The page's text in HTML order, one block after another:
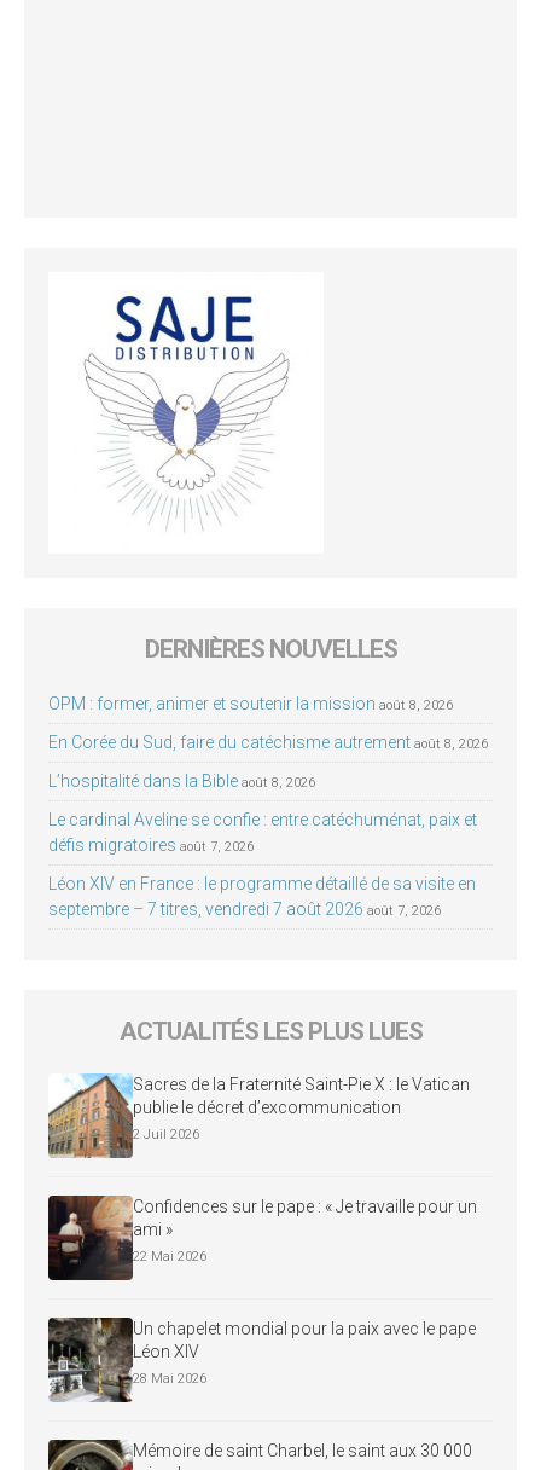
DERNIÈRES NOUVELLES
OPM : former, animer et soutenir la mission août 8, 2026
En Corée du Sud, faire du catéchisme autrement août 8, 2026
L’hospitalité dans la Bible août 8, 2026
Le cardinal Aveline se confie : entre catéchuménat, paix et
défis migratoires août 7, 2026
Léon XIV en France : le programme détaillé de sa visite en
septembre – 7 titres, vendredi 7 août 2026 août 7, 2026
ACTUALITÉS LES PLUS LUES
Sacres de la Fraternité Saint-Pie X : le Vatican
publie le décret d’excommunication
2 Juil 2026
Confidences sur le pape : « Je travaille pour un
ami »
22 Mai 2026
Un chapelet mondial pour la paix avec le pape
Léon XIV
28 Mai 2026
Mémoire de saint Charbel, le saint aux 30 000